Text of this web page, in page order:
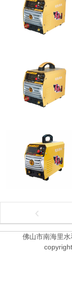
‹
佛山市南海里